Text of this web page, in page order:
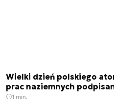
Wielki dzień polskiego
prac naziemnych
1 min.